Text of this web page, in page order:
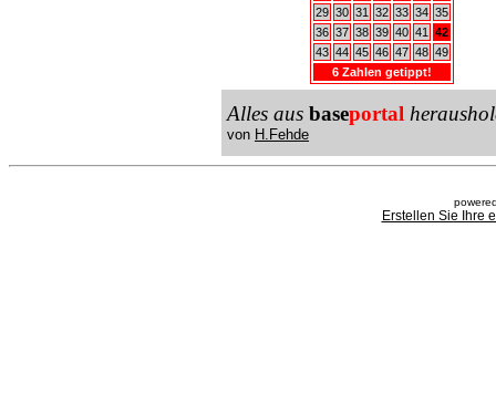
29 30 31 32 33 34 35
36 37 38 39 40 41
42
43 44 45 46 47 48 49
6 Zahlen getippt!
Alles aus baseportal
von H.Fehde
Erstellen Sie Ihre